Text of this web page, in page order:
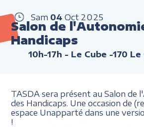
Sam 04 Oct 2025
Salon de
Handicaps
10h-17h - Le Cube -170 Le
TASDA sera présent au Salon de
des Handicaps. Une occasion de
espace Unapparté dans une
!